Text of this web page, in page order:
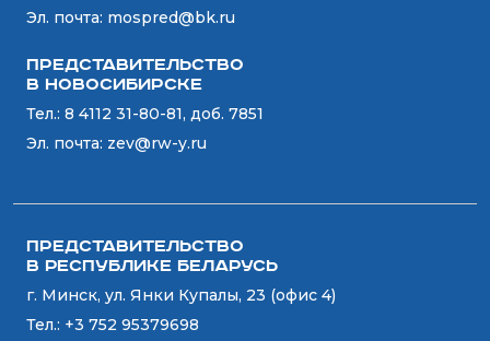
Эл. почта: mospred@bk.ru
Представительство
в Новосибирске
Тел.: 8 4112 31-80-81, доб. 7851
Эл. почта: zev@rw-y.ru
Представительство
в Республике Беларусь
г. Минск, ул. Янки Купалы, 23 (офис 4)
Тел.: +3 752 95379698